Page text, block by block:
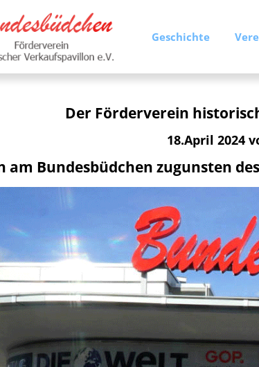
Geschichte
Der Förderverein
18.April 2024
am Bundesbüdchen zugunsten